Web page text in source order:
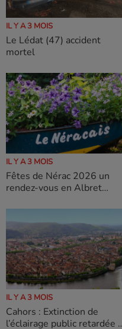
IL Y A 3 MOIS
Le Lédat (47) accident
mortel
IL Y A 3 MOIS
Fêtes de Nérac 2026 un
rendez-vous en Albret
IL Y A 3 MOIS
Cahors : Extinction de
l’éclairage public retardée à